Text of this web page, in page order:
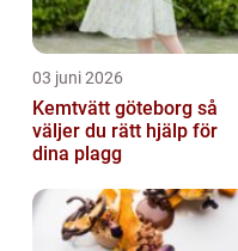
03 juni 2026
Kemtvätt göteborg så
väljer du rätt hjälp för
dina plagg